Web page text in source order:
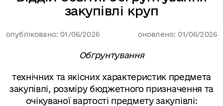
закупівлі круп
опубліковано: 01/06/2026 оновлено: 01/06/2026
Обгрунтування
технічних та якісних характеристик предмета
закупівлі, розміру бюджетного призначення та
очікуваної вартості предмету закупівлі: